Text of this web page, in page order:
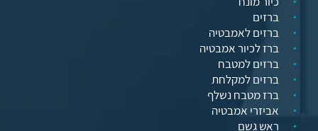
ברזים
ברזים לאמבטיה
ברז לכיור אמבטיה
ברזים למטבח
ברזים למקלחת
ברז מטבח נשלף
אביזרי אמבטיה
ראש גשם